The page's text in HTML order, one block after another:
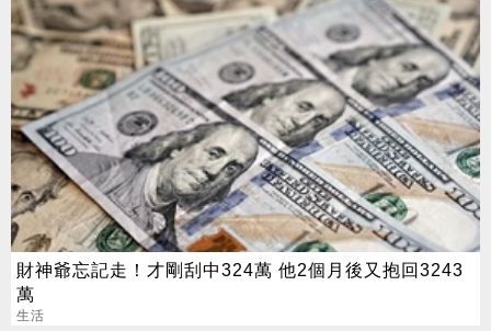
財神爺忘記走！才剛刮中324萬 他2個月後又抱回3243
萬
生活